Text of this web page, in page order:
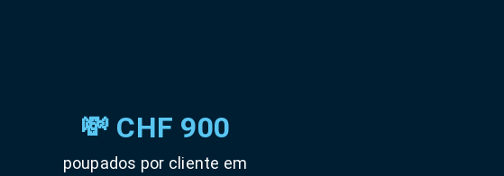
💸 CHF 900
poupados por cliente em